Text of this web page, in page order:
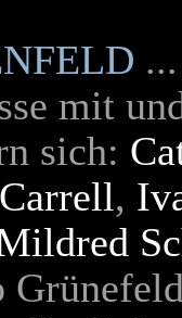
.
mit
sich:
,